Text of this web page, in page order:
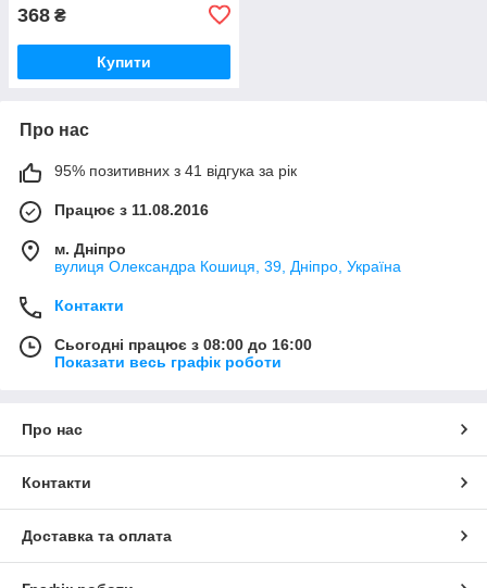
368 ₴
Купити
Про нас
95% позитивних з 41 відгука за рік
Працює з 11.08.2016
м. Дніпро
вулиця Олександра Кошиця, 39, Дніпро, Україна
Контакти
Сьогодні працює з 08:00 до 16:00
Показати весь графік роботи
Про нас
Контакти
Доставка та оплата